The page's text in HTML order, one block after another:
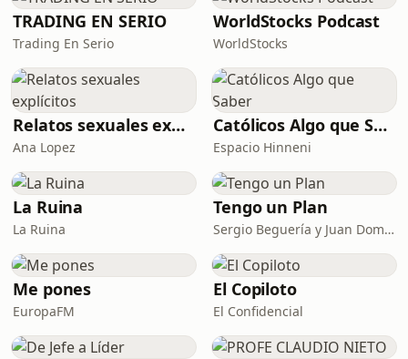
TRADING EN SERIO
Trading En Serio
WorldStocks Podcast
WorldStocks
Relatos sexuales explícitos
Ana Lopez
Católicos Algo que Saber
Espacio Hinneni
La Ruina
La Ruina
Tengo un Plan
Sergio Beguería y Juan Domínguez
Me pones
EuropaFM
El Copiloto
El Confidencial